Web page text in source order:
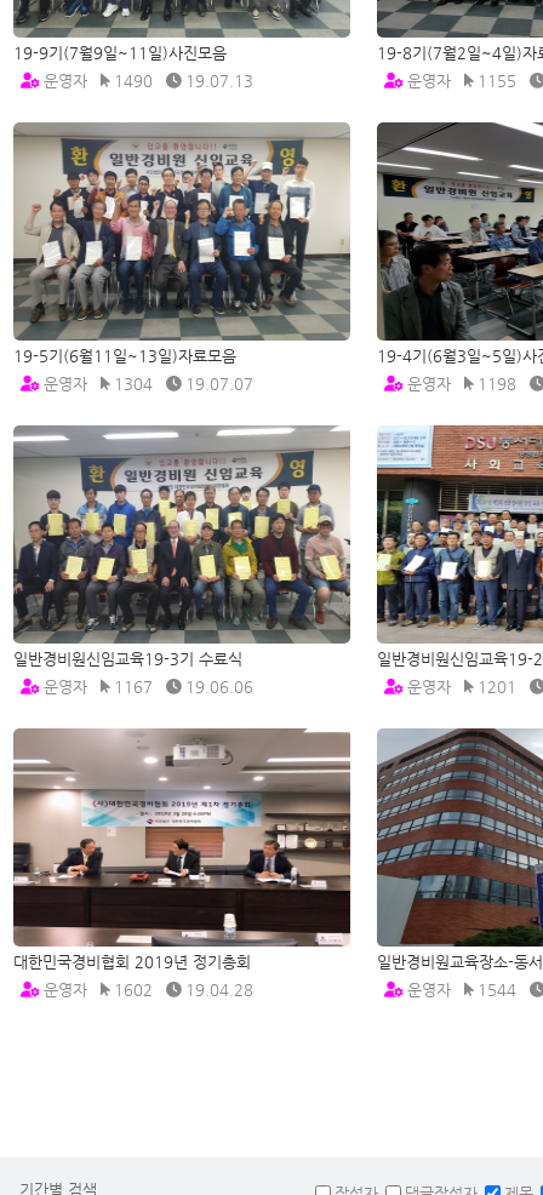
19-9기(7월9일~11일)사진모음
운영자
1490 19.07.13
19-8기(7월2일~4일)자
운영자
1155
19-5기(6월11일~13일)자료모음
운영자
1304 19.07.07
19-4기(6월3일~5일)사
운영자
1198
일반경비원신임교육19-3기 수료식
운영자
1167 19.06.06
일반경비원신임교육19-
운영자
1201
대한민국경비협회 2019년 정기총회
운영자
1602 19.04.28
일반경비원교육장소-동
운영자
1544
기간별 검색